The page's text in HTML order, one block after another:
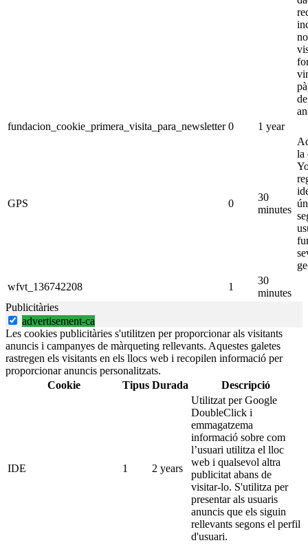
fundacion_cookie_primera_visita_para_newsletter 0 1 year
GPS 0
30
minutes
la
wfvt_136742208
1
30
minutes
Publicitàries
advertisement-ca
Les cookies publicitàries s'utilitzen per proporcionar als visitants
anuncis i campanyes de màrqueting rellevants. Aquestes galetes
rastregen els visitants en els llocs web i recopilen informació per
proporcionar anuncis personalitzats.
Cookie
Tipus Durada Descripció
IDE 1 2 years
Utilitzat per Google
DoubleClick i
emmagatzema
informació sobre com
l’usuari utilitza el lloc
web i qualsevol altra
publicitat abans de
visitar-lo. S'utilitza per
presentar als usuaris
anuncis que els siguin
rellevants segons el perfil
d'usuari.